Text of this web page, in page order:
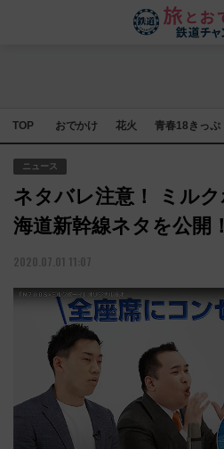
TOP おでかけ 花火 青春18きっぷ
ニュース
ネタバレ注意！ ミル
海道新幹線ネタを公開！
2020.07.01 11:07